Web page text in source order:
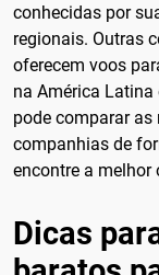
conhecidas por
regionais. Outras
oferecem voos
na América Latina
pode comparar as
companhias de
encontre a melhor
Dicas